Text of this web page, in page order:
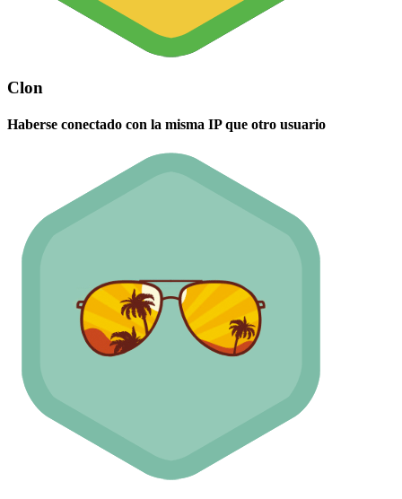
Clon
Haberse conectado con la misma IP que otro usuario